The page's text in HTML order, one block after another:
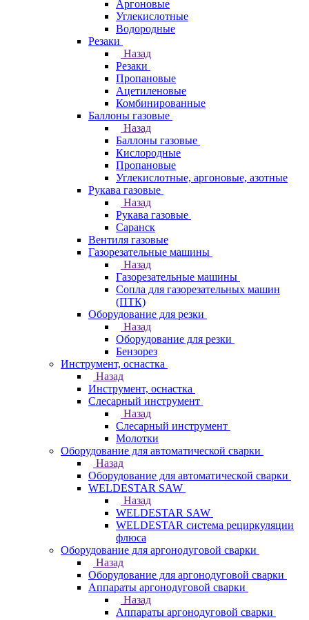
Аргоновые
Углекислотные
Водородные
Резаки
Назад
Резаки
Пропановые
Ацетиленовые
Комбинированные
Баллоны газовые
Назад
Баллоны газовые
Кислородные
Пропановые
Углекислотные, аргоновые, азотные
Рукава газовые
Назад
Рукава газовые
Саранск
Вентиля газовые
Газорезательные машины
Назад
Газорезательные машины
Сопла для газорезательных машин
(ПТК)
Оборудование для резки
Назад
Оборудование для резки
Бензорез
Инструмент, оснастка
Назад
Инструмент, оснастка
Слесарный инструмент
Назад
Слесарный инструмент
Молотки
Оборудование для автоматической сварки
Назад
Оборудование для автоматической сварки
WELDESTAR SAW
Назад
WELDESTAR SAW
WELDESTAR система рециркуляции
флюса
Оборудование для аргонодуговой сварки
Назад
Оборудование для аргонодуговой сварки
Аппараты аргонодуговой сварки
Назад
Аппараты аргонодуговой сварки